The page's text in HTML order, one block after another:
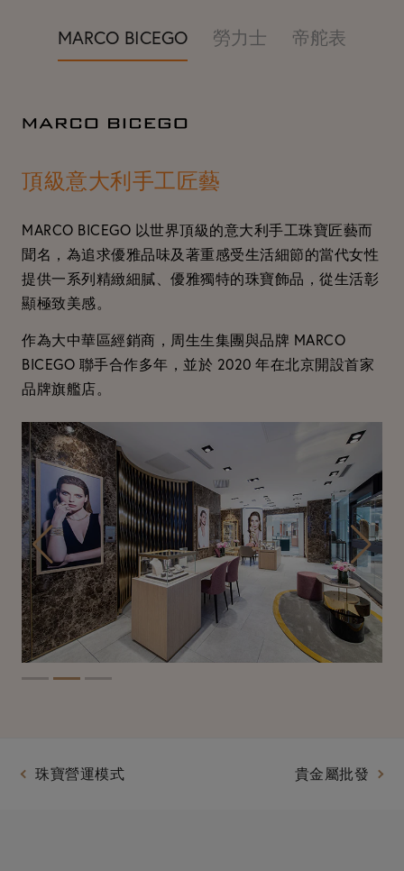
MARCO BICEGO 勞力士 帝舵表
頂級意大利手工匠藝
MARCO BICEGO 以世界頂級的意大利手工珠寶匠藝而
聞名，為追求優雅品味及著重感受生活細節的當代女性
提供一系列精緻細膩、優雅獨特的珠寶飾品，從生活彰
顯極致美感。
作為大中華區經銷商，周生生集團與品牌 MARCO
BICEGO 聯手合作多年，並於 2020 年在北京開設首家
品牌旗艦店。
珠寶營運模式 貴金屬批發